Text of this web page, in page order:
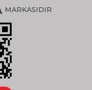
MARKASIDIR